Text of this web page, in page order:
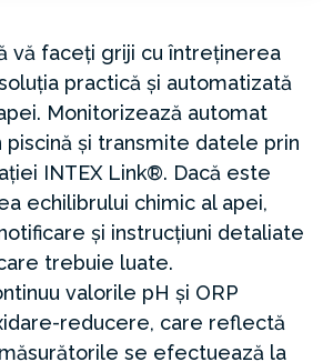
vă faceți griji cu întreținerea
practică și automatizată
Monitorizează automat
piscină și transmite datele prin
INTEX Link®. Dacă este
echilibrului chimic al apei,
și instrucțiuni detaliate
trebuie luate.
valorile pH și ORP
reducere, care reflectă
se efectuează la